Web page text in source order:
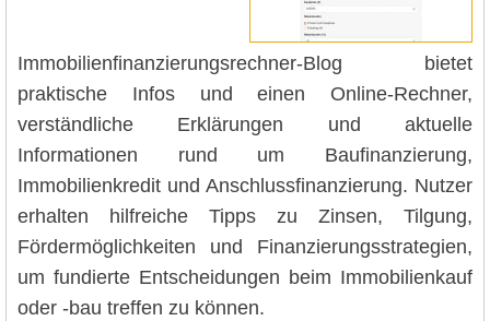
Immobilienfinanzierungsrechner-Blog bietet
praktische Infos und einen Online-Rechner,
verständliche Erklärungen und aktuelle
Informationen rund um Baufinanzierung,
Immobilienkredit und Anschlussfinanzierung. Nutzer
erhalten hilfreiche Tipps zu Zinsen, Tilgung,
Fördermöglichkeiten und Finanzierungsstrategien,
um fundierte Entscheidungen beim Immobilienkauf
oder -bau treffen zu können.